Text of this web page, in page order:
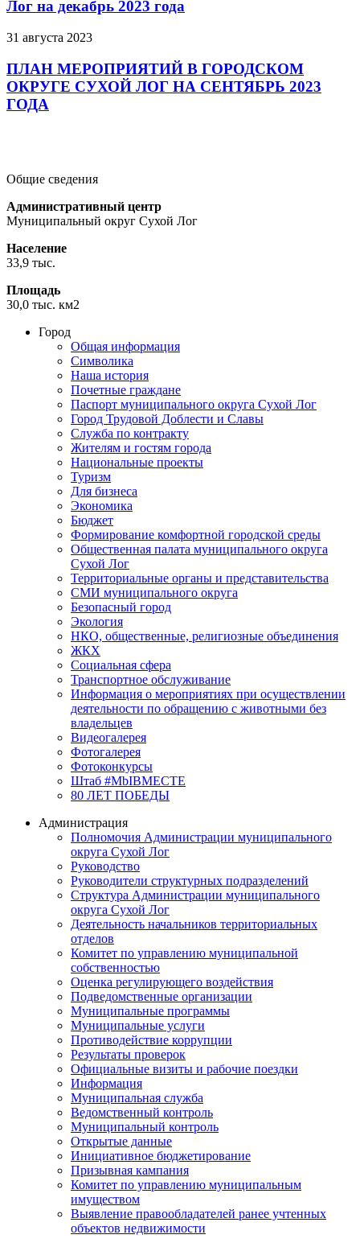
Лог на декабрь 2023 года
31 августа 2023
ПЛАН МЕРОПРИЯТИЙ В ГОРОДСКОМ
ОКРУГЕ СУХОЙ ЛОГ НА СЕНТЯБРЬ 2023
ГОДА
Общие сведения
Административный центр
Муниципальный округ Сухой Лог
Население
33,9 тыс.
Площадь
30,0 тыс. км2
Город
Общая информация
Символика
Наша история
Почетные граждане
Паспорт муниципального округа Сухой Лог
Город Трудовой Доблести и Славы
Служба по контракту
Жителям и гостям города
Национальные проекты
Туризм
Для бизнеса
Экономика
Бюджет
Формирование комфортной городской среды
Общественная палата муниципального округа
Сухой Лог
Территориальные органы и представительства
СМИ муниципального округа
Безопасный город
Экология
НКО, общественные, религиозные объединения
ЖКХ
Социальная сфера
Транспортное обслуживание
Информация о мероприятиях при осуществлении
деятельности по обращению с животными без
владельцев
Видеогалерея
Фотогалерея
Фотоконкурсы
Штаб #MbIBMECTE
80 ЛЕТ ПОБЕДЫ
Администрация
Полномочия Администрации муниципального
округа Сухой Лог
Руководство
Руководители структурных подразделений
Структура Администрации муниципального
округа Сухой Лог
Деятельность начальников территориальных
отделов
Комитет по управлению муниципальной
собственностью
Оценка регулирующего воздействия
Подведомственные организации
Муниципальные программы
Муниципальные услуги
Противодействие коррупции
Результаты проверок
Официальные визиты и рабочие поездки
Информация
Муниципальная служба
Ведомственный контроль
Муниципальный контроль
Открытые данные
Инициативное бюджетирование
Призывная кампания
Комитет по управлению муниципальным
имуществом
Выявление правообладателей ранее учтенных
объектов недвижимости